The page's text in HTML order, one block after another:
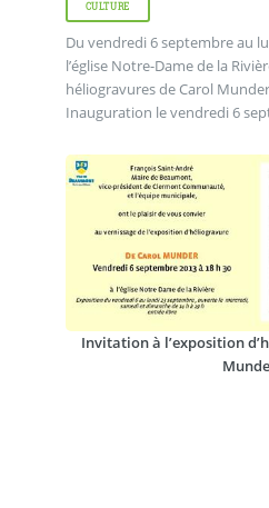
CULTURE
Du vendredi 6 septembre au
l’église Notre-Dame de la
héliogravures de Carol
Inauguration le vendredi 6
Invitation à l’exposition